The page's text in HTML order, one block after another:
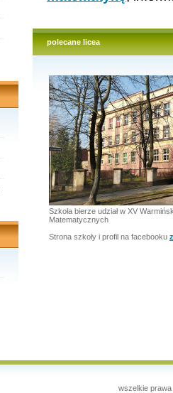
polecane licea
Szkoła bierze udział w XV
Matematycznych
Strona szkoły i profil na facebooku
wszelkie